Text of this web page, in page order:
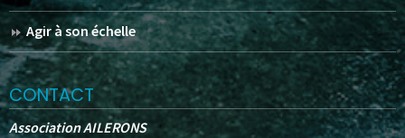
Agir à son échelle
CONTACT
Association AILERONS